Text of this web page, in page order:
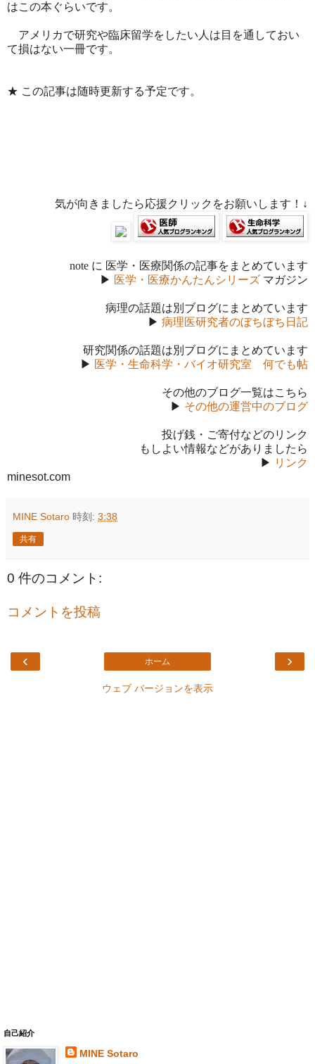
はこの本ぐらいです。
アメリカで研究や臨床留学をしたい人は目を通しておい
て損はない一冊です。
★ この記事は随時更新する予定です。
気が向きましたら応援クリックをお願いします！↓
note に 医学・医療関係の記事をまとめています
▶ 医学・医療かんたんシリーズ マガジン
病理の話題は別ブログにまとめています
▶ 病理医研究者のぼちぼち日記
研究関係の話題は別ブログにまとめています
▶ 医学・生命科学・バイオ研究室 何でも帖
その他のブログ一覧はこちら
▶ その他の運営中のブログ
投げ銭・ご寄付などのリンク
もしよい情報などがありましたら
▶ リンク
minesot.com
MINE Sotaro 時刻: 3:38
共有
0 件のコメント:
コメントを投稿
‹ ›
ホーム
ウェブ バージョンを表示
自己紹介
MINE Sotaro